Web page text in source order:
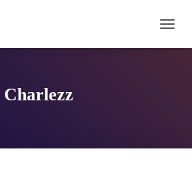
비
Charlezz